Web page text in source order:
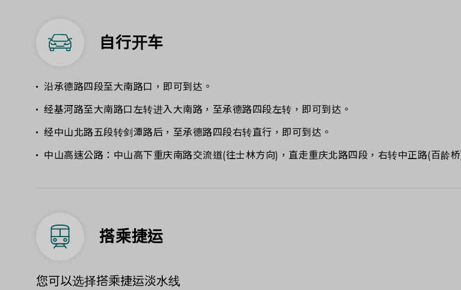
自行开车
沿承德路四段至大南路口，即可到达。
经基河路至大南路口左转进入大南路，至承德路四段左转，即可到达。
经中山北路五段转剑潭路后，至承德路四段右转直行，即可到达。
中山高速公路：中山高下重庆南路交流道(往士林方向)，直走重庆北路四段，右转中正路(百龄
搭乘捷运
您可以选择搭乘捷运淡水线